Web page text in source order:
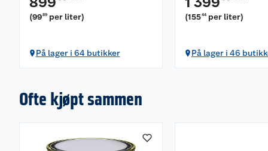
(9989 per liter)
På lager i 64 butikker
(15544 per liter)
På lager i 46
Ofte kjøpt sammen